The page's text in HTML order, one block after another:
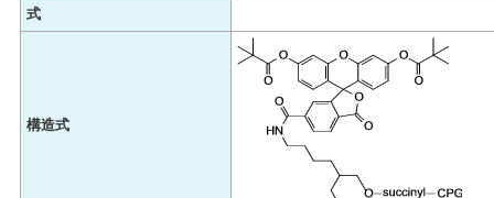
式
構造式